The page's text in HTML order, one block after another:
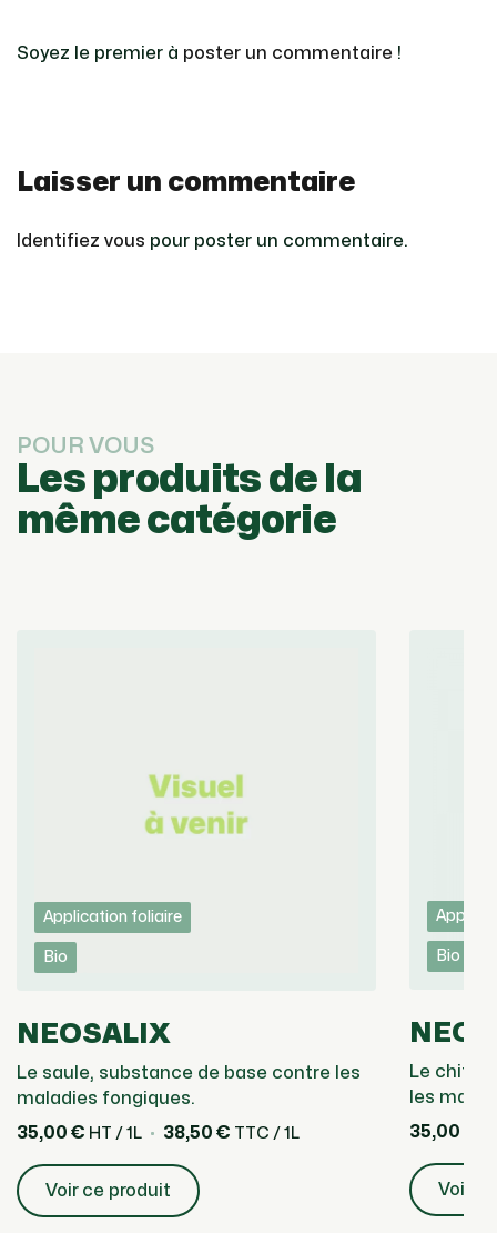
Soyez le premier à poster un commentaire !
Laisser un commentaire
Identifiez vous pour poster un commentaire.
POUR VOUS
Les produits de la
même catégorie
Application foliaire
Bio
NEOSALIX
Le saule, substance de base contre les
maladies fongiques.
35,00 € HT / 1L 38,50 € TTC / 1L
Voir ce produit
Bio
Le
les
35,00 €
Voir